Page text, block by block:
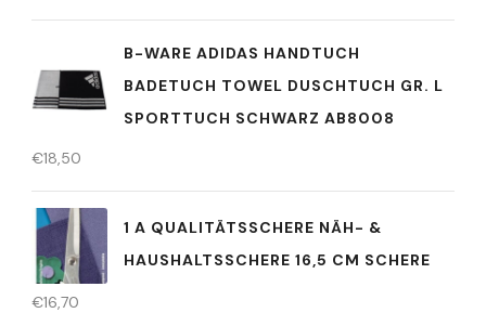
B-WARE ADIDAS HANDTUCH
BADETUCH TOWEL DUSCHTUCH GR. L
SPORTTUCH SCHWARZ AB8008
€18,50
1 A QUALITÄTSSCHERE NÄH- &
HAUSHALTSSCHERE 16,5 CM SCHERE
€16,70